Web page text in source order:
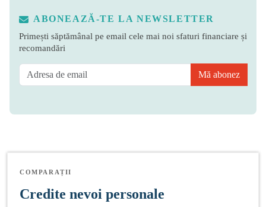
ABONEAZĂ-TE LA NEWSLETTER
Primești săptămânal pe email cele mai noi sfaturi financiare și
recomandări
Mă abonez
COMPARAȚII
Credite nevoi personale